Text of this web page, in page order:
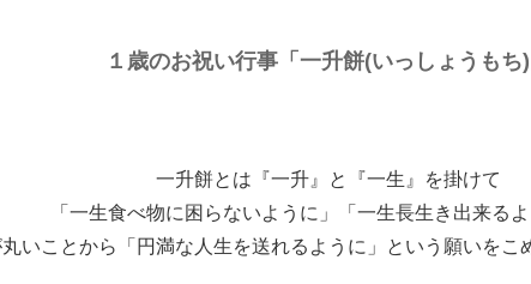
１歳のお祝い行事「一升餅(いっしょうもち)
一升餅とは『一升』と『一生』を掛けて
「一生食べ物に困らないように」「一生長生き出来るよ
いことから「円満な人生を送れるように」という願いをこ